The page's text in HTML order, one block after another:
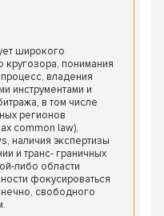
широкого
кругозора, понимания
владения
инструментами и
в том числе
регионов
common law),
наличия экспертизы
и транс- граничных
либо области
фокусироваться
свободного